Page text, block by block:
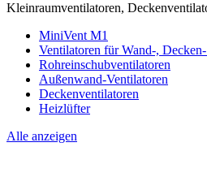
Kleinraumventilatoren,
MiniVent M1
Ventilatoren für Wand-,
Rohreinschubventilatoren
Außenwand-Ventilatoren
Deckenventilatoren
Heizlüfter
Alle anzeigen